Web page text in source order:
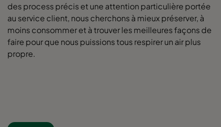
des process précis et une attention particulière portée
au service client, nous cherchons à mieux préserver, à
moins consommer et à trouver les meilleures façons de
faire pour que nous puissions tous respirer un air plus
propre.